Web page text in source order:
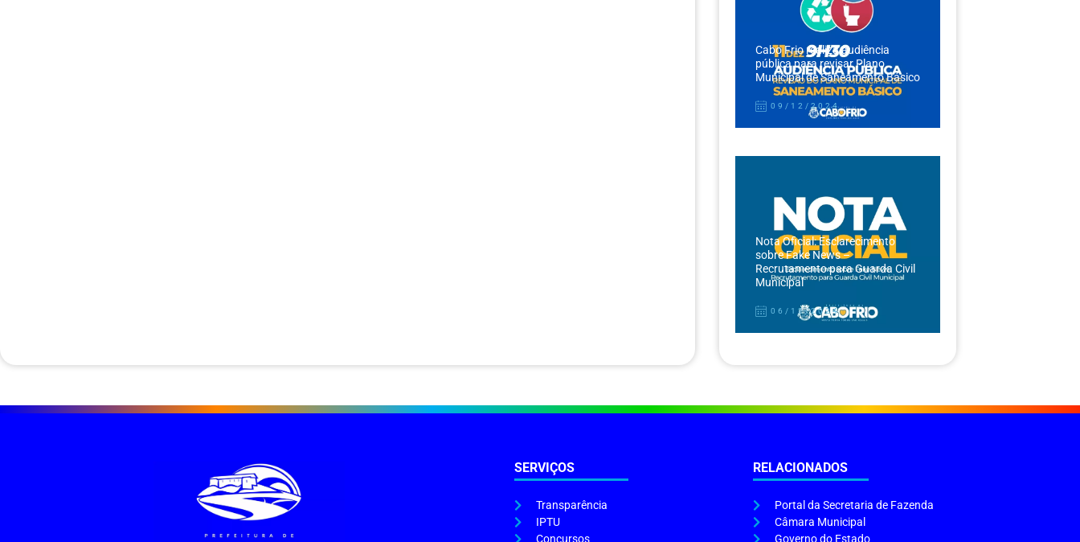
Cabo Frio realiza audiência
pública para revisar Plano
Municipal de Saneamento Básico
09/12/2024
Nota Oficial: Esclarecimento
sobre Fake News –
Recrutamento para Guarda Civil
Municipal
06/12/2024
SERVIÇOS
Transparência
IPTU
Concursos
RELACIONADOS
Portal da Secretaria de Fazenda
Câmara Municipal
Governo do Estado